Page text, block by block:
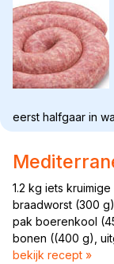
eerst halfgaar in
1.2 kg iets
braadworst (300
pak boerenkool
bonen ((400 g),
bekijk recept »